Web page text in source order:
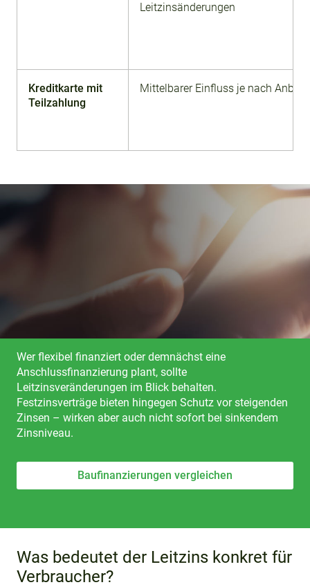
Leitzinsänderungen
Kreditkarte mit
Teilzahlung
Mittelbarer Einfluss je nach
Wer flexibel finanziert oder demnächst eine
Anschlussfinanzierung plant, sollte
Leitzinsveränderungen im Blick behalten.
Festzinsverträge bieten hingegen Schutz vor steigenden
Zinsen – wirken aber auch nicht sofort bei sinkendem
Zinsniveau.
Baufinanzierungen vergleichen
Was bedeutet der Leitzins konkret für
Verbraucher?